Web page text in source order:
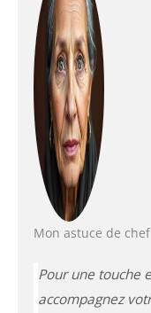
Mon astuce de chef
Pour une touche
accompagnez